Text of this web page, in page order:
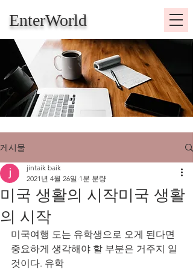
EnterWorld
게시물
미국 생활의 시작미국 생활
의 시작
jintaik baik
2021년 4월 26일 1분 분량
미국여행 도는 유학생으로 오게 된다면
중요하게 생각해야 할 부분은 거주지 일
것이다. 유학